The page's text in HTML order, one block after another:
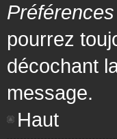
pourrez
décochant
message.
Haut